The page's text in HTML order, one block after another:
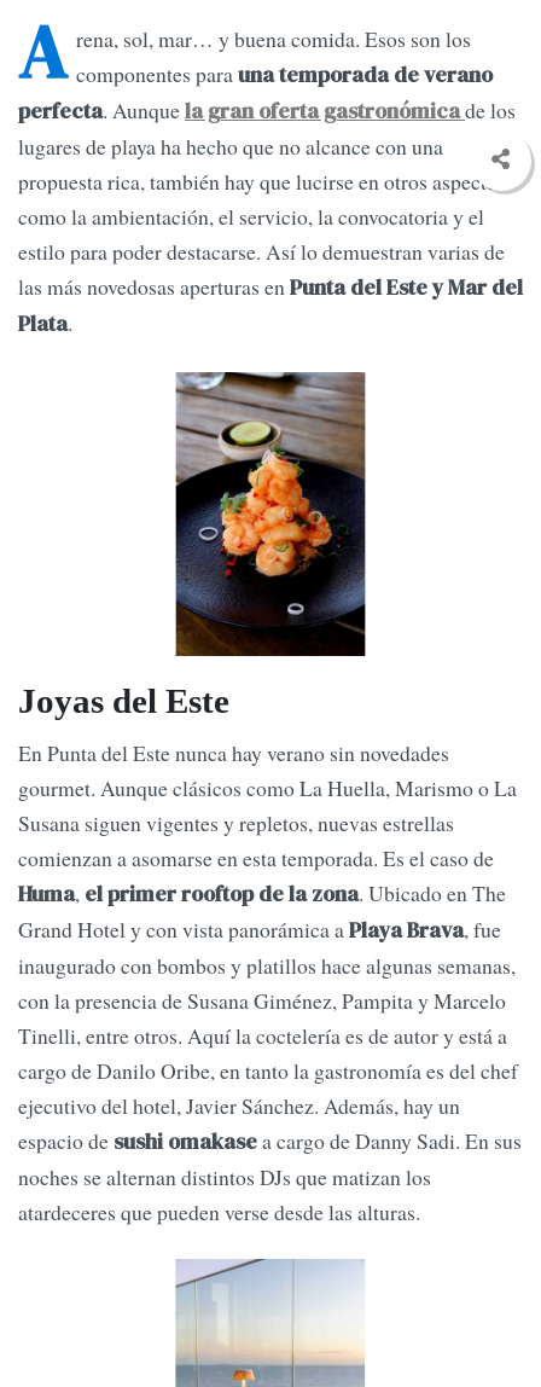
A rena, sol, mar… y buena comida. Esos son los
componentes parauna temporada de verano
perfecta. Aunquela gran oferta gastronómicade los
lugares de playa ha hecho que no alcance con una
propuesta rica, también hay que lucirse en otros aspectos
como la ambientación, el servicio, la convocatoria y el
estilo para poder destacarse. Así lo demuestran varias de
las más novedosas aperturas enPunta del Este y Mar del
Plata.
Joyas del Este
En Punta del Este nunca hay verano sin novedades
gourmet. Aunque clásicos como La Huella, Marismo o La
Susana siguen vigentes y repletos, nuevas estrellas
comienzan a asomarse en esta temporada. Es el caso de
Huma, el primer rooftop de la zona. Ubicado en The
Grand Hotel y con vista panorámica aPlaya Brava, fue
inaugurado con bombos y platillos hace algunas semanas,
con la presencia de Susana Giménez, Pampita y Marcelo
Tinelli, entre otros. Aquí la coctelería es de autor y está a
cargo de Danilo Oribe, en tanto la gastronomía es del chef
ejecutivo del hotel, Javier Sánchez. Además, hay un
espacio de sushi omakasea cargo de Danny Sadi. En sus
noches se alternan distintos DJs que matizan los
atardeceres que pueden verse desde las alturas.